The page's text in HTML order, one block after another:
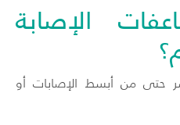
الإصابة
حتى من أبسط الإصابات أو